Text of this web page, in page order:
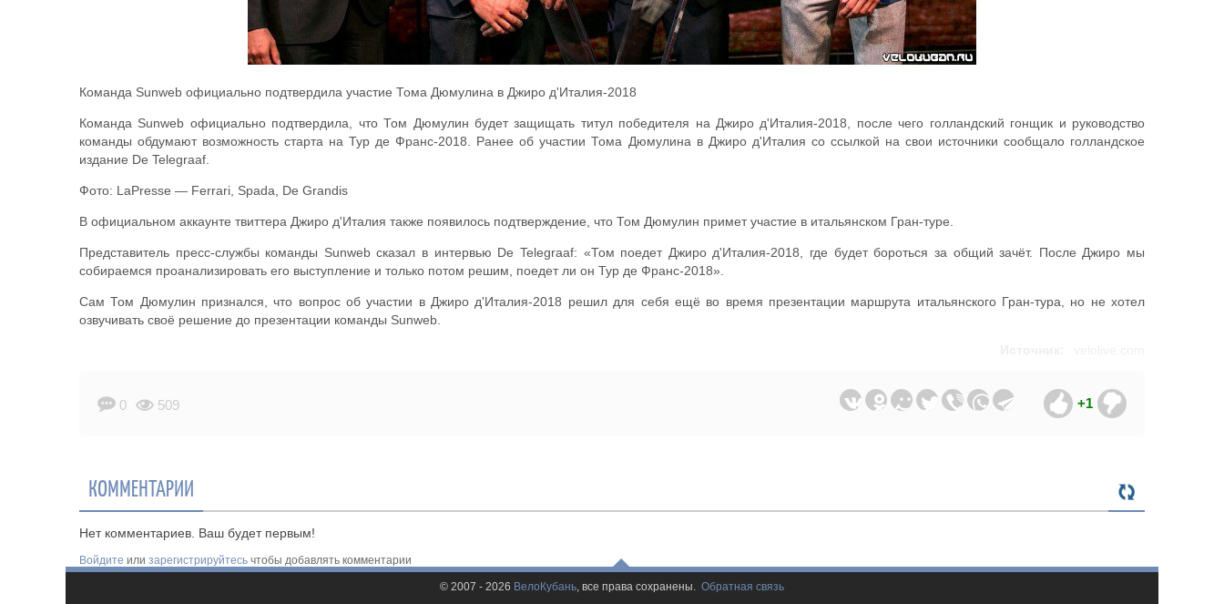
Команда Sunweb официально подтвердила участие Тома Дюмулина в Джиро д'Италия-2018
Команда Sunweb официально подтвердила, что Том Дюмулин будет защищать титул победителя на Джиро д'Италия-2018, после чего голландский гонщик и руководство
команды обдумают возможность старта на Тур де Франс-2018. Ранее об участии Тома Дюмулина в Джиро д'Италия со ссылкой на свои источники сообщало голландское
издание De Telegraaf.
Фото: LaPresse — Ferrari, Spada, De Grandis
В официальном аккаунте твиттера Джиро д'Италия также появилось подтверждение, что Том Дюмулин примет участие в итальянском Гран-туре.
Представитель пресс-службы команды Sunweb сказал в интервью De Telegraaf: «Том поедет Джиро д'Италия-2018, где будет бороться за общий зачёт. После Джиро мы
собираемся проанализировать его выступление и только потом решим, поедет ли он Тур де Франс-2018».
Сам Том Дюмулин признался, что вопрос об участии в Джиро д'Италия-2018 решил для себя ещё во время презентации маршрута итальянского Гран-тура, но не хотел
озвучивать своё решение до презентации команды Sunweb.
0 509 +1
КОММЕНТАРИИ
Нет комментариев. Ваш будет первым!
Войдите или зарегистрируйтесь чтобы добавлять комментарии
© 2007 - 2026 ВелоКубань, все права сохранены. Обратная связь